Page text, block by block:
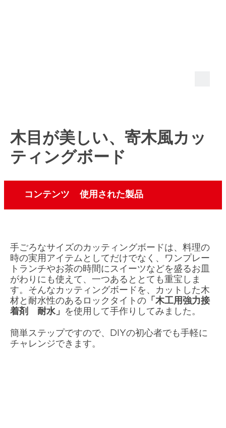
木目が美しい、寄木風カッ
ティングボード
コンテンツ 使用された製品
手ごろなサイズのカッティングボードは、料理の
時の実用アイテムとしてだけでなく、ワンプレー
トランチやお茶の時間にスイーツなどを盛るお皿
がわりにも使えて、一つあるととても重宝しま
す。そんなカッティングボードを、カットした木
材と耐水性のあるロックタイトの 「木工用強力接
着剤 耐水」
を使用して手作りしてみました。
簡単ステップですので、DIYの初心者でも手軽に
チャレンジできます。